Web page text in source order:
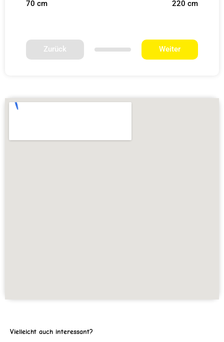
70 cm 220 cm
Zurück Weiter
Vielleicht auch interessant?